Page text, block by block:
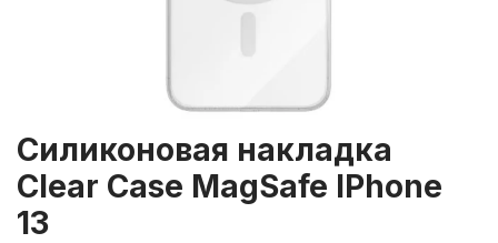
Силиконовая накладка
Clear Case MagSafe IPhone
13